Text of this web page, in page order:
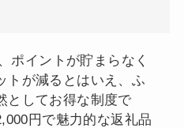
ポイントが貯まらなく
トが減るとはいえ、ふ
としてお得な制度で
円で魅力的な返礼品